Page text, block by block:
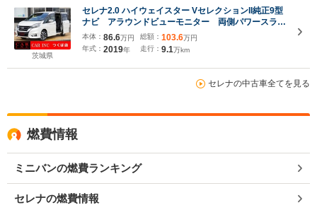
茨城県
セレナ2.0 ハイウェイスター VセレクションII純正9型
ナビ アラウンドビューモニター 両側パワースライ
ドドア クリアランスソナー クルーズコントロー
ル エマ―ジェンシーブレーキ レーンアシスト
Bluetooth ビルトインETC
本体： 86.6万円
年式： 2019年
総額： 103.6万円
走行： 9.1万km
セレナの中古車全てを見る
燃費情報
ミニバンの燃費ランキング
セレナの燃費情報